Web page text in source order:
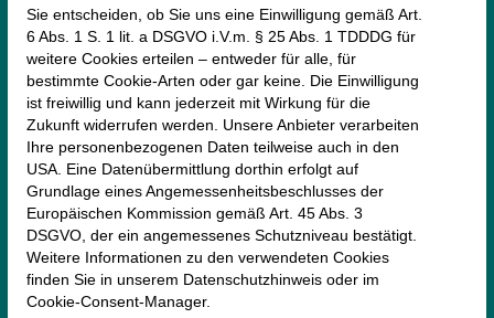
   
monte mare Tegernsee
Hauptstraße 63
83684 Tegernsee
08022/1874770
tegernsee@monte-mare.de
AGB (Online-Shop)ImpressumDatenschutz